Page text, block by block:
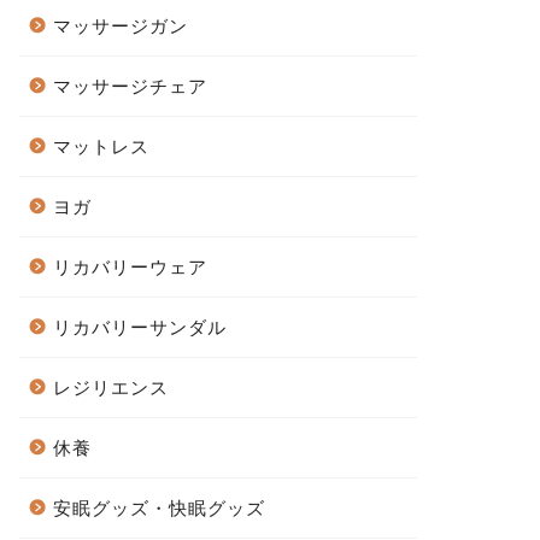
マッサージガン
マッサージチェア
マットレス
ヨガ
リカバリーウェア
リカバリーサンダル
レジリエンス
休養
安眠グッズ・快眠グッズ